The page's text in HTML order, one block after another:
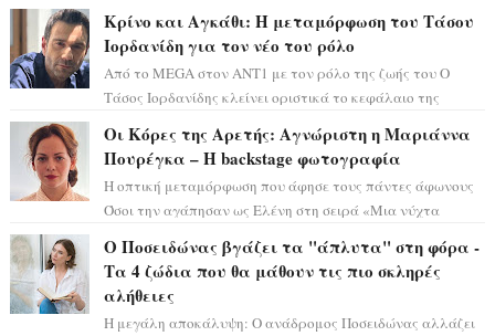
Κρίνο και Αγκάθι: Η μεταμόρφωση του Τάσου
Ιορδανίδη για τον νέο του ρόλο
Από το MEGA στον ΑΝΤ1 με τον ρόλο της ζωής του Ο
Τάσος Ιορδανίδης κλείνει οριστικά το κεφάλαιο της
Οι Κόρες της Αρετής: Αγνώριστη η Μαριάννα
Πουρέγκα – H backstage φωτογραφία
Η οπτική μεταμόρφωση που άφησε τους πάντες άφωνους
Όσοι την αγάπησαν ως Ελένη στη σειρά «Μια νύχτα
Ο Ποσειδώνας βγάζει τα "άπλυτα" στη φόρα -
Τα 4 ζώδια που θα μάθουν τις πιο σκληρές
αλήθειες
Η μεγάλη αποκάλυψη: Ο ανάδρομος Ποσειδώνας αλλάζει